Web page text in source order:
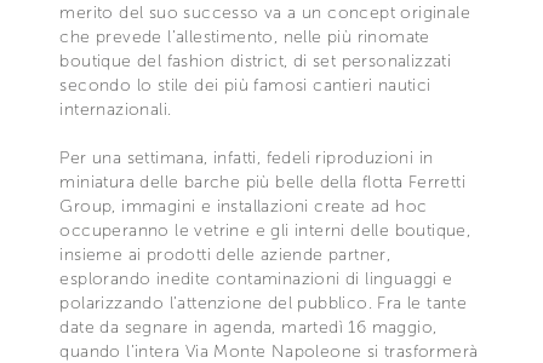
merito del suo successo va a un concept originale
che prevede l’allestimento, nelle più rinomate
boutique del fashion district, di set personalizzati
secondo lo stile dei più famosi cantieri nautici
internazionali.
Per una settimana, infatti, fedeli riproduzioni in
miniatura delle barche più belle della flotta Ferretti
Group, immagini e installazioni create ad hoc
occuperanno le vetrine e gli interni delle boutique,
insieme ai prodotti delle aziende partner,
esplorando inedite contaminazioni di linguaggi e
polarizzando l’attenzione del pubblico. Fra le tante
date da segnare in agenda, martedì 16 maggio,
quando l’intera Via Monte Napoleone si trasformerà